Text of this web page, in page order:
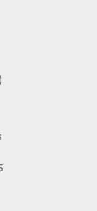
23